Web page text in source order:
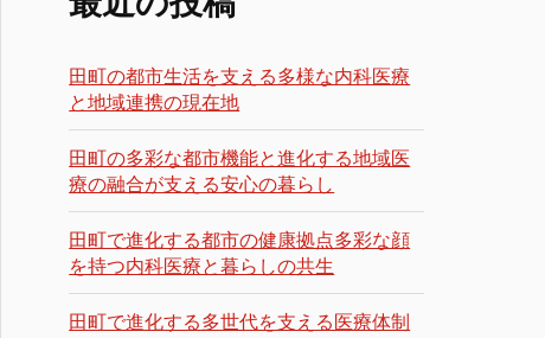
田町の都市生活を支える多様な内科医療
と地域連携の現在地
田町の多彩な都市機能と進化する地域医
療の融合が支える安心の暮らし
田町で進化する都市の健康拠点多彩な顔
を持つ内科医療と暮らしの共生
田町で進化する多世代を支える医療体制